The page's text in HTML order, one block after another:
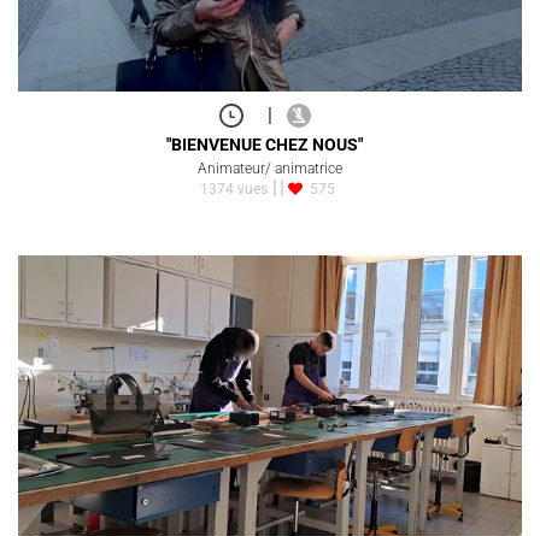
|
"BIENVENUE CHEZ NOUS"
Animateur/ animatrice
1374 vues
575